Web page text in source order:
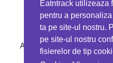
Eatntrack utilizeaza
pentru a
ta pe site-ul nostru.
pe site-ul nostru
fisierelor de tip
Ai 40%reducere la orice